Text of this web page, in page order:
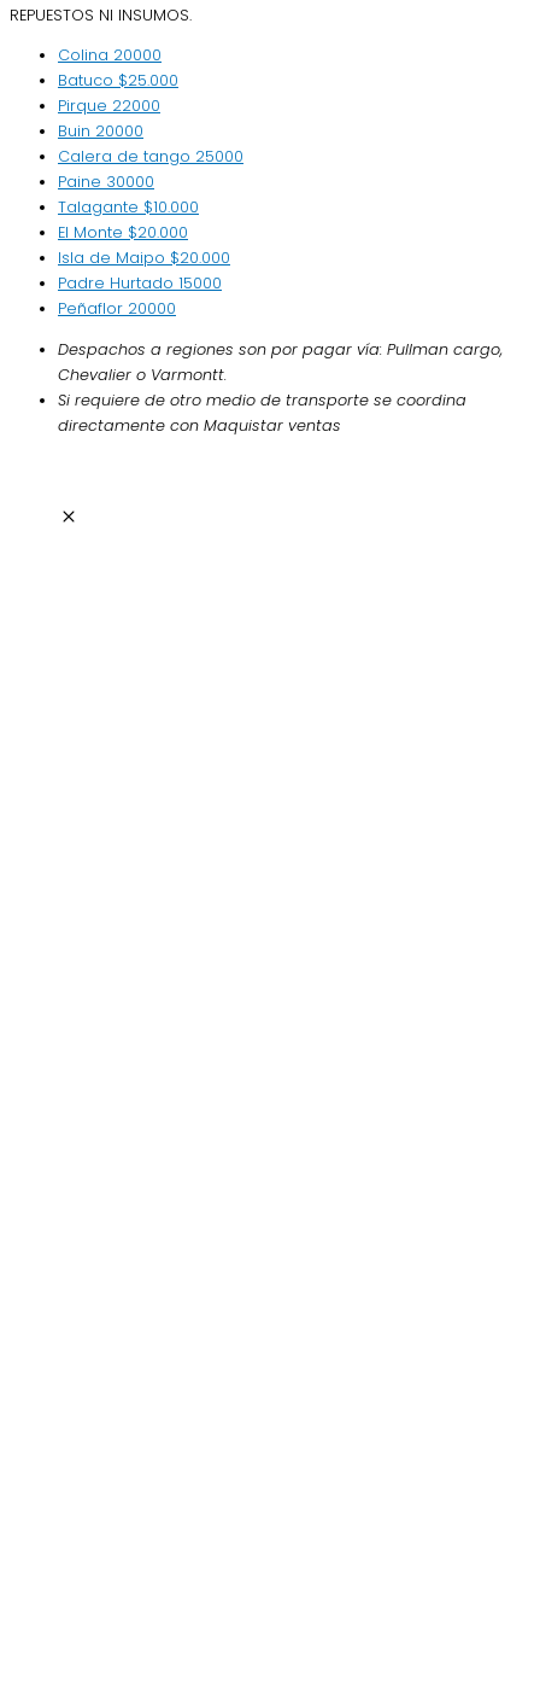
REPUESTOS NI INSUMOS.
Colina 20000
Batuco $25.000
Pirque 22000
Buin 20000
Calera de tango 25000
Paine 30000
Talagante $10.000
El Monte $20.000
Isla de Maipo $20.000
Padre Hurtado 15000
Peñaflor 20000
Despachos a regiones son por pagar vía: Pullman cargo,
Chevalier o Varmontt.
Si requiere de otro medio de transporte se coordina
directamente con Maquistar ventas